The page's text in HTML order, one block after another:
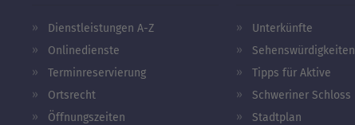
Dienstleistungen A-Z
Onlinedienste
Terminreservierung
Ortsrecht
Öffnungszeiten
Unterkünfte
Sehenswürdigkeiten
Tipps für Aktive
Schweriner Schloss
Stadtplan